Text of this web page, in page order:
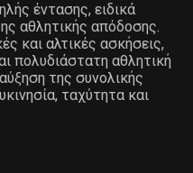
έντασης, ειδικά
αθλητικής απόδοσης.
και αλτικές ασκήσεις,
πολυδιάστατη αθλητική
της συνολικής
ταχύτητα και